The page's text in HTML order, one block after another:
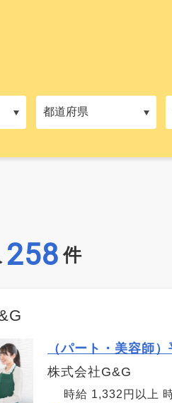
258 件
（パート・美容師
株式会社G&G
時給 1,332円以上